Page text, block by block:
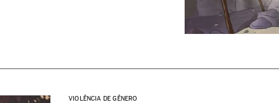
VIOLÊNCIA DE GÊNERO